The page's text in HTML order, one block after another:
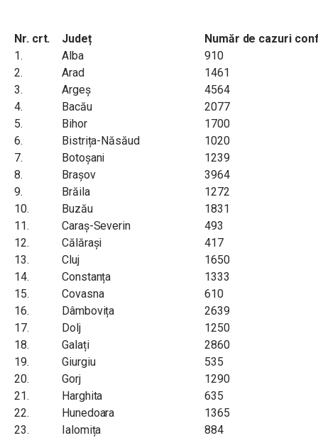
Nr. crt. Județ
Număr de cazuri
1.
Alba
910
2.
Arad
1461
3.
Argeș
4564
4.
Bacău
2077
5.
Bihor
1700
6.
Bistrița-Năsăud
1020
7.
Botoșani
1239
8.
Brașov
3964
9.
Brăila
1272
10.
Buzău
1831
11.
Caraș-Severin
493
12.
Călărași
417
13.
Cluj
1650
14.
Constanța
1333
15.
Covasna
610
16.
Dâmbovița
2639
17.
Dolj
1250
18.
Galați
2860
19.
Giurgiu
535
20.
Gorj
1290
21.
Harghita
635
22.
Hunedoara
1365
23.
Ialomița
884